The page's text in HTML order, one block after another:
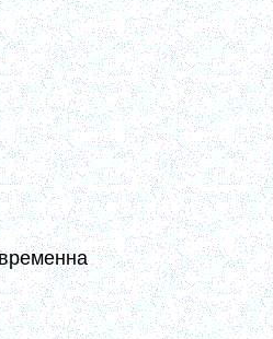
чрез таинства Исповеди
он теми же Таинствами.
которая выражается
слов.
Он только приготовляет к
с Таинствами. (10, 195-
дела. Утверждением ее
труда. Бог, видя труд,